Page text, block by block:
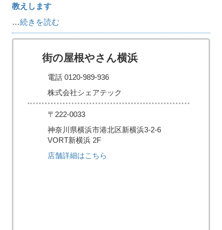
教えします
…続きを読む
街の屋根やさん横浜
電話 0120-989-936
株式会社シェアテック
〒222-0033
神奈川県横浜市港北区新横浜3-2-6
VORT新横浜 2F
店舗詳細はこちら